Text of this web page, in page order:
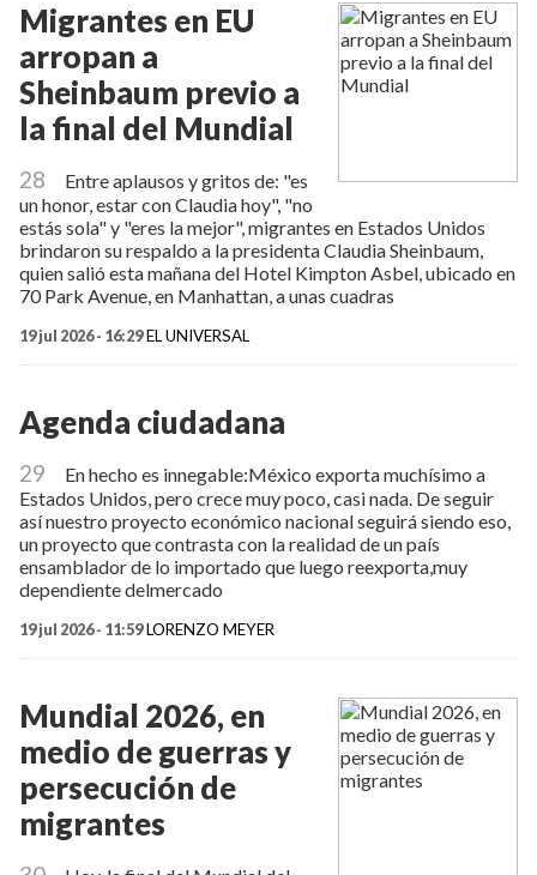
Migrantes en EU
arropan a
Sheinbaum previo a
la final del Mundial
28
Entre aplausos y gritos de: "es
un honor, estar con Claudia hoy", "no
estás sola" y "eres la mejor", migrantes en Estados Unidos
brindaron su respaldo a la presidenta Claudia Sheinbaum,
quien salió esta mañana del Hotel Kimpton Asbel, ubicado en
70 Park Avenue, en Manhattan, a unas cuadras
19 jul 2026 - 16:29EL UNIVERSAL
Agenda ciudadana
29
En hecho es innegable:México exporta muchísimo a
Estados Unidos, pero crece muy poco, casi nada. De seguir
así nuestro proyecto económico nacional seguirá siendo eso,
un proyecto que contrasta con la realidad de un país
ensamblador de lo importado que luego reexporta,muy
dependiente delmercado
19 jul 2026 - 11:59LORENZO MEYER
Mundial 2026, en
medio de guerras y
persecución de
migrantes